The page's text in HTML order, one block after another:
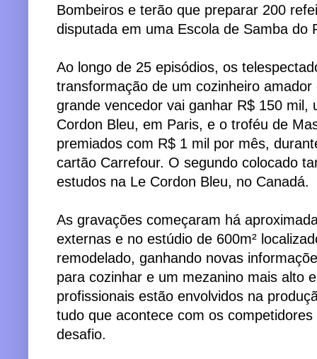
Bombeiros e terão que preparar 200
disputada em uma Escola de Samba do
Ao longo de 25 episódios, os
transformação de um cozinheiro
grande vencedor vai ganhar R$ 150 mil,
Cordon Bleu, em Paris, e o troféu de
premiados com R$ 1 mil por mês,
cartão Carrefour. O segundo colocado
estudos na Le Cordon Bleu, no Canadá.
As gravações começaram há
externas e no estúdio de 600m²
remodelado, ganhando novas
para cozinhar e um mezanino mais alto
profissionais estão envolvidos na
tudo que acontece com os
desafio.